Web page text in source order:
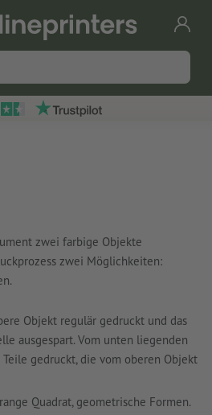
zwei farbige Objekte
zwei Möglichkeiten:
Objekt regulär gedruckt und das
ausgespart. Vom unten liegenden
gedruckt, die vom oberen Objekt